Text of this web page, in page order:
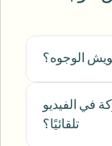
my vlogs.
الوجوه؟
في الفيديو
تلقائيًا؟